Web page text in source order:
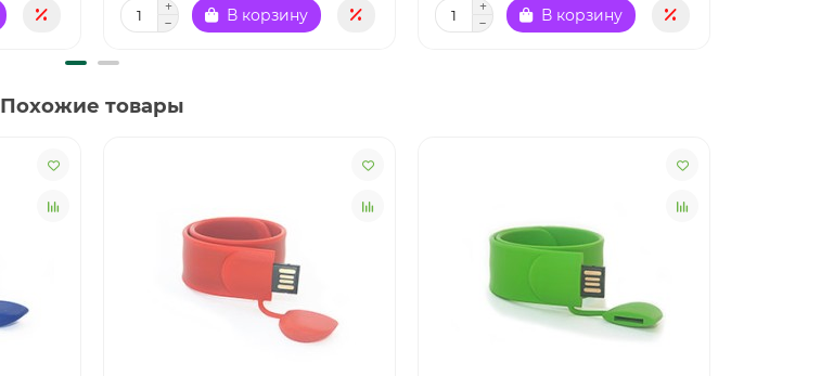
В корзину В корзину
Похожие товары